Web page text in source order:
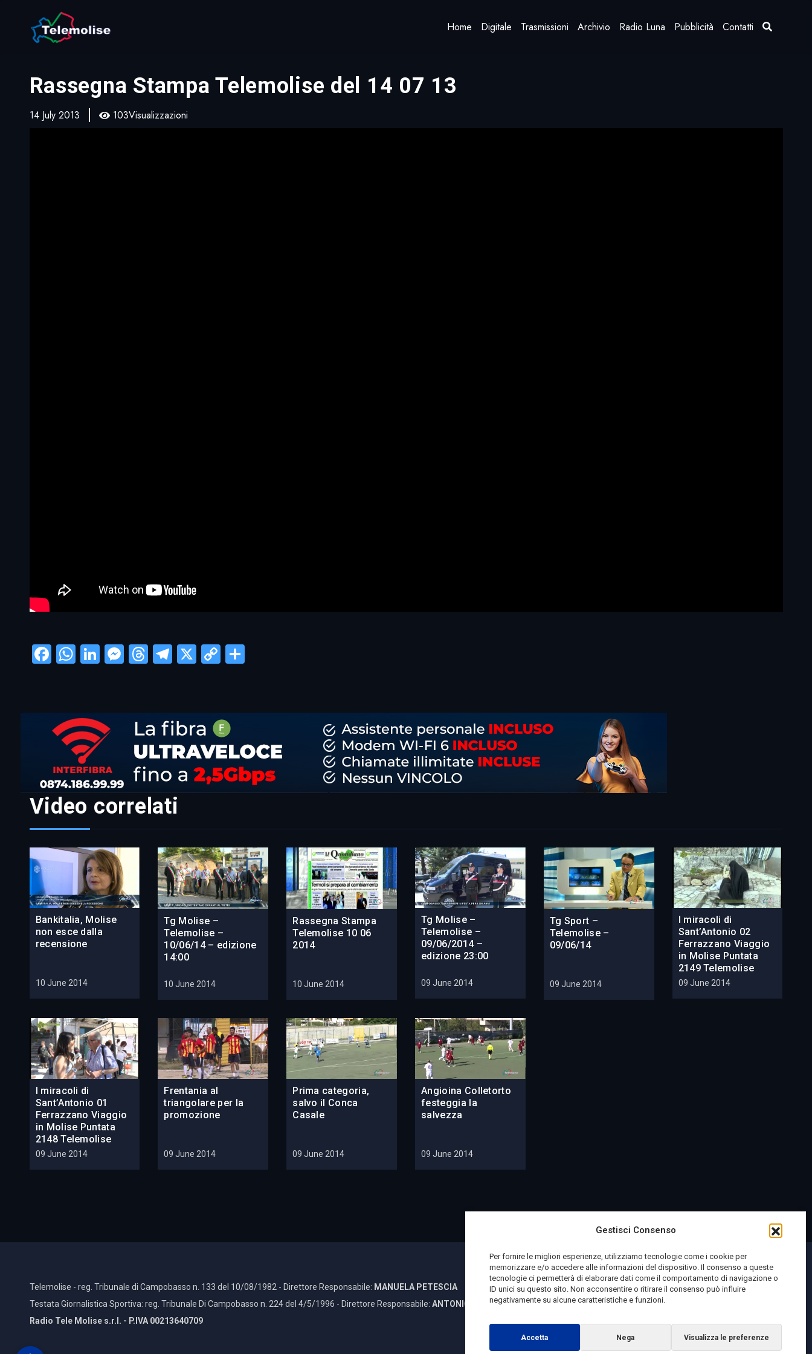
Gestisci Consenso
Per fornire le migliori esperienze, utilizziamo tecnologie come i cookie per
memorizzare e/o accedere alle informazioni del dispositivo. Il consenso a queste
tecnologie ci permetterà di elaborare dati come il comportamento di navigazione o
ID unici su questo sito. Non acconsentire o ritirare il consenso può influire
negativamente su alcune caratteristiche e funzioni.
Accetta Nega Visualizza le preferenze
Home Digitale Trasmissioni Archivio Radio Luna Pubblicità Contatti
Rassegna Stampa Telemolise del 14 07 13
14 July 2013 103Visualizzazioni
Facebook
WhatsApp
LinkedIn
Messenger
Threads
Telegram
X CopyCondividi
Video correlati
Bankitalia, Molise
non esce dalla
recensione
10 June 2014
Tg Molise –
Telemolise –
10/06/14 – edizione
14:00
10 June 2014
Rassegna Stampa
Telemolise 10 06
2014
10 June 2014
Tg Molise –
Telemolise –
09/06/2014 –
edizione 23:00
09 June 2014
Tg Sport –
Telemolise –
09/06/14
09 June 2014
I miracoli di
Sant’Antonio 02
Ferrazzano Viaggio
in Molise Puntata
2149 Telemolise
09 June 2014
I miracoli di
Sant’Antonio 01
Ferrazzano Viaggio
in Molise Puntata
2148 Telemolise
09 June 2014
Frentania al
triangolare per la
promozione
09 June 2014
Prima categoria,
salvo il Conca
Casale
09 June 2014
Angioina Colletorto
festeggia la
salvezza
09 June 2014
Telemolise - reg. Tribunale di Campobasso n. 133 del 10/08/1982 - Direttore Responsabile: MANUELA PETESCIA
Testata Giornalistica Sportiva: reg. Tribunale Di Campobasso n. 224 del 4/5/1996 - Direttore Responsabile: ANTONIO DI LALLO
Radio Tele Molise s.r.l. - P.IVA 00213640709